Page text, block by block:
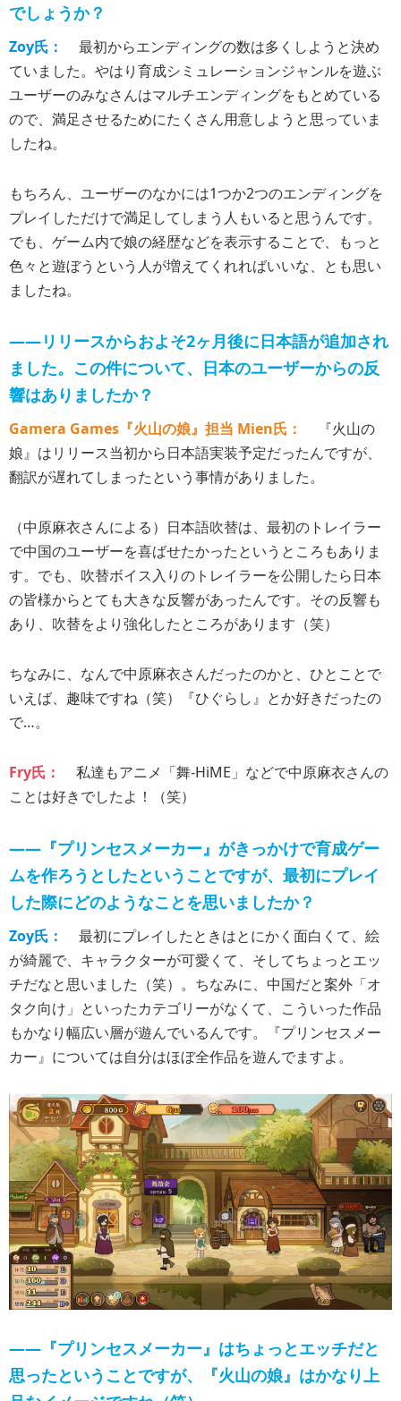
でしょうか？
Zoy氏：
最初からエンディングの数は多くしようと決め
ていました。やはり育成シミュレーションジャンルを遊ぶ
ユーザーのみなさんはマルチエンディングをもとめている
ので、満足させるためにたくさん用意しようと思っていま
したね。
もちろん、ユーザーのなかには1つか2つのエンディングを
プレイしただけで満足してしまう人もいると思うんです。
でも、ゲーム内で娘の経歴などを表示することで、もっと
色々と遊ぼうという人が増えてくれればいいな、とも思い
ましたね。
――リリースからおよそ2ヶ月後に日本語が追加され
ました。この件について、日本のユーザーからの反
響はありましたか？
Gamera Games『火山の娘』担当 Mien氏：
『火山の
娘』はリリース当初から日本語実装予定だったんですが、
翻訳が遅れてしまったという事情がありました。
（中原麻衣さんによる）日本語吹替は、最初のトレイラー
で中国のユーザーを喜ばせたかったというところもありま
す。でも、吹替ボイス入りのトレイラーを公開したら日本
の皆様からとても大きな反響があったんです。その反響も
あり、吹替をより強化したところがあります（笑）
ちなみに、なんで中原麻衣さんだったのかと、ひとことで
いえば、趣味ですね（笑）『ひぐらし』とか好きだったの
で…。
Fry氏：
私達もアニメ「舞-HiME」などで中原麻衣さんの
ことは好きでしたよ！（笑）
――『プリンセスメーカー』がきっかけで育成ゲー
ムを作ろうとしたということですが、最初にプレイ
した際にどのようなことを思いましたか？
Zoy氏：
最初にプレイしたときはとにかく面白くて、絵
が綺麗で、キャラクターが可愛くて、そしてちょっとエッ
チだなと思いました（笑）。ちなみに、中国だと案外「オ
タク向け」といったカテゴリーがなくて、こういった作品
もかなり幅広い層が遊んでいるんです。『プリンセスメー
カー』については自分はほぼ全作品を遊んでますよ。
――『プリンセスメーカー』はちょっとエッチだと
思ったということですが、『火山の娘』はかなり上